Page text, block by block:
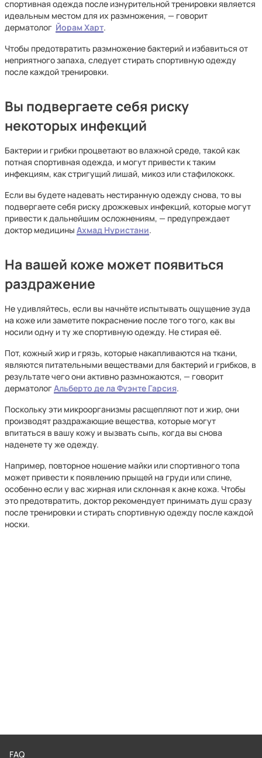
спортивная одежда после изнурительной тренировки является
идеальным местом для их размножения, — говорит
дерматолог Йорам Харт.
Чтобы предотвратить размножение бактерий и избавиться от
неприятного запаха, следует стирать спортивную одежду
после каждой тренировки.
Вы подвергаете себя риску
некоторых инфекций
Бактерии и грибки процветают во влажной среде, такой как
потная спортивная одежда, и могут привести к таким
инфекциям, как стригущий лишай, микоз или стафилококк.
Если вы будете надевать нестиранную одежду снова, то вы
подвергаете себя риску дрожжевых инфекций, которые могут
привести к дальнейшим осложнениям, — предупреждает
доктор медицины Ахмад Нуристани.
На вашей коже может появиться
раздражение
Не удивляйтесь, если вы начнёте испытывать ощущение зуда
на коже или заметите покраснение после того того, как вы
носили одну и ту же спортивную одежду. Не стирая её.
Пот, кожный жир и грязь, которые накапливаются на ткани,
являются питательными веществами для бактерий и грибков, в
результате чего они активно размножаются, — говорит
дерматологАльберто де ла Фуэнте Гарсия.
Поскольку эти микроорганизмы расщепляют пот и жир, они
производят раздражающие вещества, которые могут
впитаться в вашу кожу и вызвать сыпь, когда вы снова
наденете ту же одежду.
Например, повторное ношение майки или спортивного топа
может привести к появлению прыщей на груди или спине,
особенно если у вас жирная или склонная к акне кожа. Чтобы
это предотвратить, доктор рекомендует принимать душ сразу
после тренировки и стирать спортивную одежду после каждой
носки.
FAQ